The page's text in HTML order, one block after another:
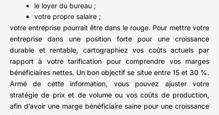
le loyer du bureau ;
votre propre salaire ;
votre entreprise pourrait être dans le rouge. Pour mettre votre
entreprise dans une position forte pour une croissance
durable et rentable, cartographiez vos coûts actuels par
rapport à votre tarification pour comprendre vos marges
bénéficiaires nettes. Un bon objectif se situe entre 15 et 30 %.
Armé de cette information, vous pouvez ajuster votre
stratégie de prix et de volume ou vos coûts de production,
afin d’avoir une marge bénéficiaire saine pour une croissance